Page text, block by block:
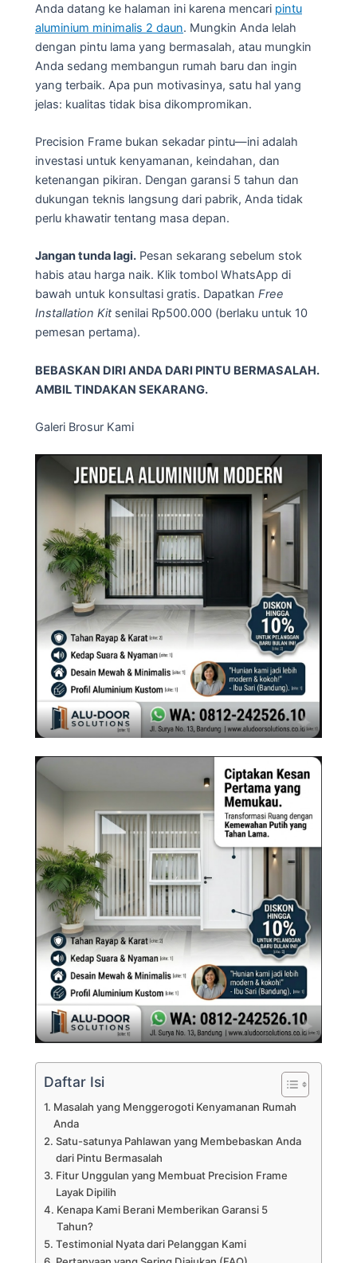
Anda datang ke halaman ini karena mencari pintu
aluminium minimalis 2 daun. Mungkin Anda lelah
dengan pintu lama yang bermasalah, atau mungkin
Anda sedang membangun rumah baru dan ingin
yang terbaik. Apa pun motivasinya, satu hal yang
jelas: kualitas tidak bisa dikompromikan.
Precision Frame bukan sekadar pintu—ini adalah
investasi untuk kenyamanan, keindahan, dan
ketenangan pikiran. Dengan garansi 5 tahun dan
dukungan teknis langsung dari pabrik, Anda tidak
perlu khawatir tentang masa depan.
Jangan tunda lagi. Pesan sekarang sebelum stok
habis atau harga naik. Klik tombol WhatsApp di
bawah untuk konsultasi gratis. Dapatkan Free
Installation Kitsenilai Rp500.000 (berlaku untuk 10
pemesan pertama).
BEBASKAN DIRI ANDA DARI PINTU BERMASALAH.
AMBIL TINDAKAN SEKARANG.
Galeri Brosur Kami
Daftar Isi
Masalah yang Menggerogoti Kenyamanan Rumah
Anda
Satu-satunya Pahlawan yang Membebaskan Anda
dari Pintu Bermasalah
Fitur Unggulan yang Membuat Precision Frame
Layak Dipilih
Kenapa Kami Berani Memberikan Garansi 5
Tahun?
Testimonial Nyata dari Pelanggan Kami